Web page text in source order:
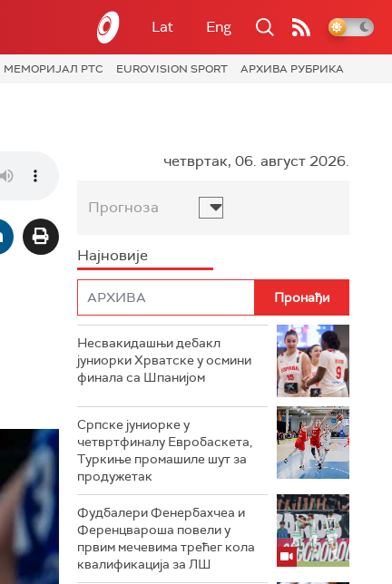
Lat Eng
МЕМОРИЈАЛ РТС EUROVISION SPORT АРХИВА РУБРИКА
четвртак, 06. август 2026.
Прогноза
Најновије
Несвакидашњи дебакл
јуниорки Хрватске у осмини
финала са Шпанијом
Српске јуниорке у
четвртфиналу Евробаскета,
Туркиње промашиле шут за
продужетак
Фудбалери Фенербахчеа и
Ференцвароша повели у
првим мечевима трећег кола
квалификација за ЛШ